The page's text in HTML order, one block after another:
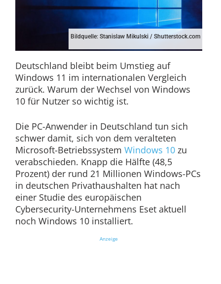
Bildquelle: Stanislaw Mikulski / Shutterstock.com
Deutschland bleibt beim Umstieg auf
Windows 11 im internationalen Vergleich
zurück. Warum der Wechsel von Windows
10 für Nutzer so wichtig ist.
Die PC-Anwender in Deutschland tun sich
schwer damit, sich von dem veralteten
Microsoft-Betriebssystem Windows 10zu
verabschieden. Knapp die Hälfte (48,5
Prozent) der rund 21 Millionen Windows-PCs
in deutschen Privathaushalten hat nach
einer Studie des europäischen
Cybersecurity-Unternehmens Eset aktuell
noch Windows 10 installiert.
Anzeige